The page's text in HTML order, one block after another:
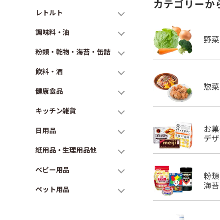
レトルト
調味料・油
粉類・乾物・海苔・缶詰
飲料・酒
健康食品
キッチン雑貨
日用品
紙用品・生理用品他
ベビー用品
ペット用品
カテゴリーか